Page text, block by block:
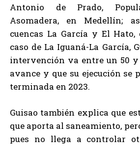
Antonio de Prado,
Asomadera, en Medellín;
cuencas La García y El Hato,
caso de La Iguaná-La García,
intervención va entre un 50
avance y que su ejecución se
terminada en 2023.
Guisao también explica que
que aporta al saneamiento,
pues no llega a controlar